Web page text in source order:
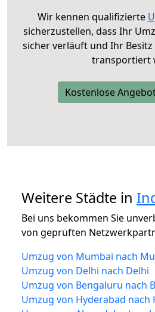
Wir kennen qualifizierte
sicherzustellen, dass Ihr
sicher verläuft und Ihr
transportiert
Kostenlose
Weitere Städte in
Bei uns bekommen Sie
von geprüften
Umzug von Mumbai nach
Umzug von Delhi nach Delhi
Umzug von Bengaluru nach
Umzug von Hyderabad nach